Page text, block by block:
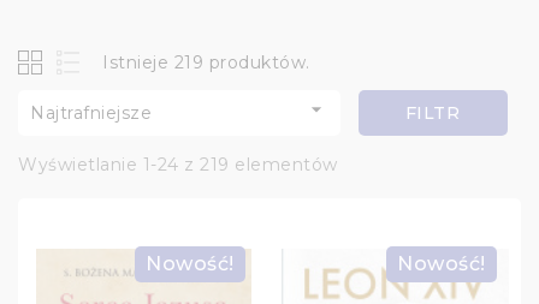
Istnieje 219 produktów.
Najtrafniejsze  FILTR
Wyświetlanie 1-24 z 219 elementów
Nowość! Nowość!